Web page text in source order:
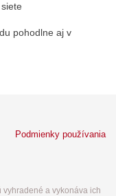
pohodlne aj v
Podmienky používania
vyhradené a vykonáva ich